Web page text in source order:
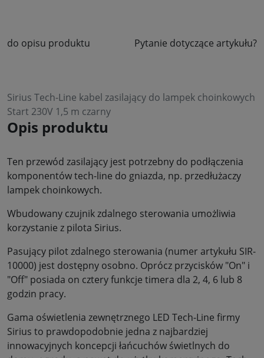
do opisu produktu Pytanie dotyczące artykułu?
Sirius Tech-Line kabel zasilający do lampek choinkowych
Start 230V 1,5 m czarny
Opis produktu
Ten przewód zasilający jest potrzebny do podłączenia
komponentów tech-line do gniazda, np. przedłużaczy
lampek choinkowych.
Wbudowany czujnik zdalnego sterowania umożliwia
korzystanie z pilota Sirius.
Pasujący pilot zdalnego sterowania (numer artykułu SIR-
10000) jest dostępny osobno. Oprócz przycisków "On" i
"Off" posiada on cztery funkcje timera dla 2, 4, 6 lub 8
godzin pracy.
Gama oświetlenia zewnętrznego LED Tech-Line firmy
Sirius to prawdopodobnie jedna z najbardziej
innowacyjnych koncepcji łańcuchów świetlnych do